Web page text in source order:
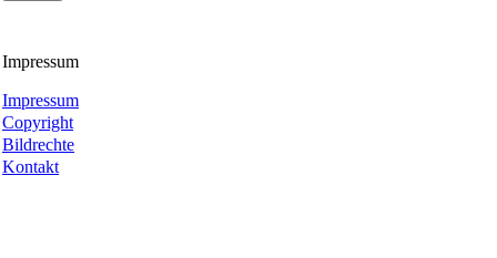
Impressum
Impressum
Copyright
Bildrechte
Kontakt